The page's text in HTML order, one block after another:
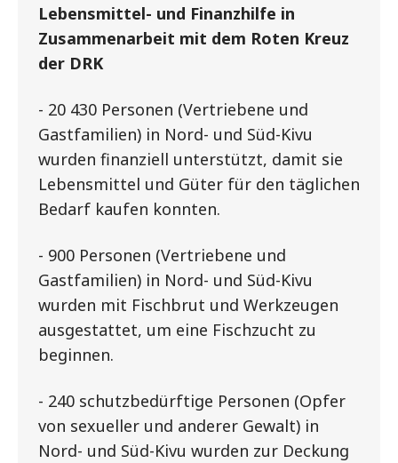
Lebensmittel- und Finanzhilfe in
Zusammenarbeit mit dem Roten Kreuz
der DRK
- 20 430 Personen (Vertriebene und
Gastfamilien) in Nord- und Süd-Kivu
wurden finanziell unterstützt, damit sie
Lebensmittel und Güter für den täglichen
Bedarf kaufen konnten.
- 900 Personen (Vertriebene und
Gastfamilien) in Nord- und Süd-Kivu
wurden mit Fischbrut und Werkzeugen
ausgestattet, um eine Fischzucht zu
beginnen.
- 240 schutzbedürftige Personen (Opfer
von sexueller und anderer Gewalt) in
Nord- und Süd-Kivu wurden zur Deckung